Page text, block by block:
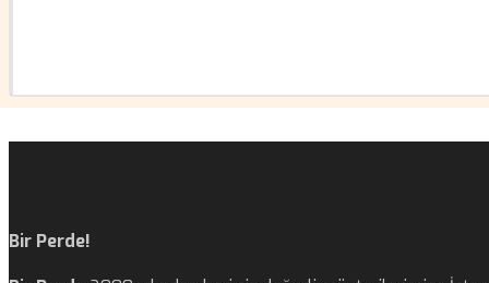
Bir Perde!